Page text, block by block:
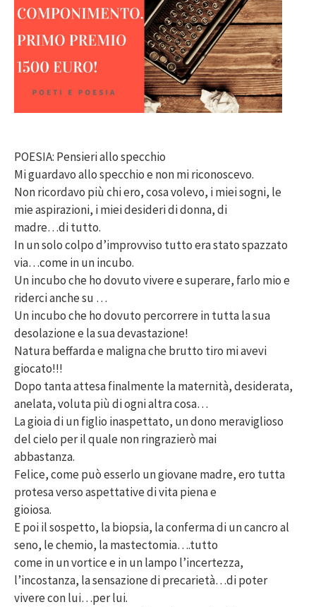
POESIA: Pensieri allo specchio
Mi guardavo allo specchio e non mi riconoscevo.
Non ricordavo più chi ero, cosa volevo, i miei sogni, le
mie aspirazioni, i miei desideri di donna, di
madre…di tutto.
In un solo colpo d’improvviso tutto era stato spazzato
via…come in un incubo.
Un incubo che ho dovuto vivere e superare, farlo mio e
riderci anche su …
Un incubo che ho dovuto percorrere in tutta la sua
desolazione e la sua devastazione!
Natura beffarda e maligna che brutto tiro mi avevi
giocato!!!
Dopo tanta attesa finalmente la maternità, desiderata,
anelata, voluta più di ogni altra cosa…
La gioia di un figlio inaspettato, un dono meraviglioso
del cielo per il quale non ringrazierò mai
abbastanza.
Felice, come può esserlo un giovane madre, ero tutta
protesa verso aspettative di vita piena e
gioiosa.
E poi il sospetto, la biopsia, la conferma di un cancro al
seno, le chemio, la mastectomia….tutto
come in un vortice e in un lampo l’incertezza,
l’incostanza, la sensazione di precarietà…di poter
vivere con lui…per lui.